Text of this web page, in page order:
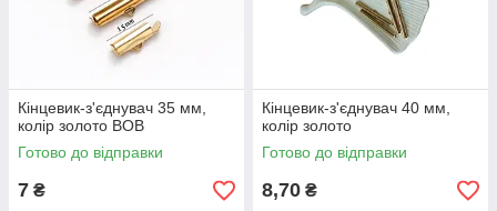
Кінцевик-з'єднувач 35 мм,
колір золото ВОВ
Готово до відправки
7 ₴
Кінцевик-з'єднувач 40 мм,
колір золото
Готово до відправки
8,70 ₴